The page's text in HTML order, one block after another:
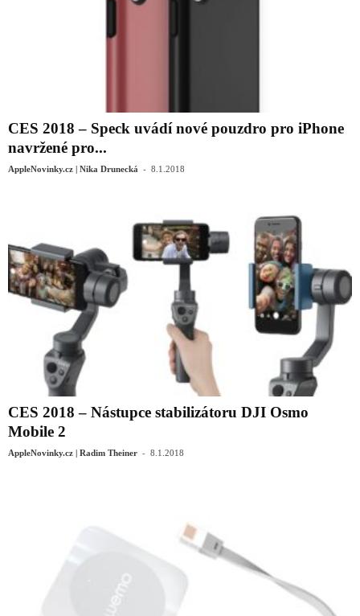
CES 2018 – Speck uvádí nové pouzdro pro iPhone
navržené pro...
AppleNovinky.cz | Nika Drunecká - 8.1.2018
CES 2018 – Nástupce stabilizátoru DJI Osmo
Mobile 2
AppleNovinky.cz | Radim Theiner - 8.1.2018